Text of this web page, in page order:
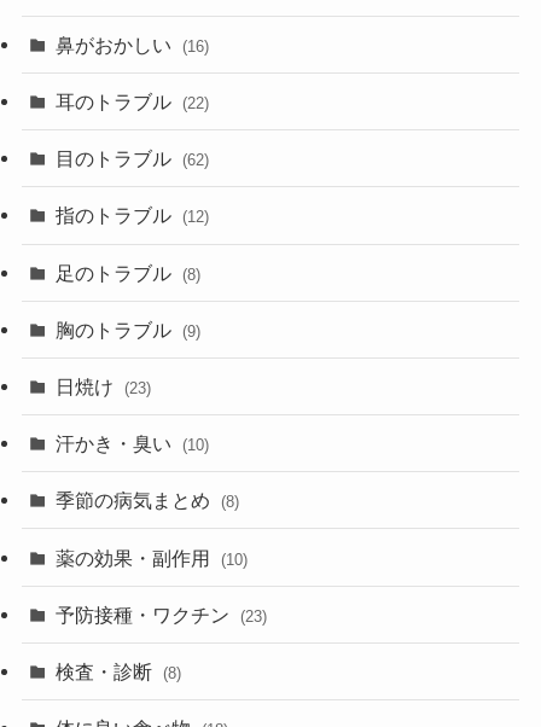
鼻がおかしい (16)
耳のトラブル (22)
目のトラブル (62)
指のトラブル (12)
足のトラブル (8)
胸のトラブル (9)
日焼け (23)
汗かき・臭い (10)
季節の病気まとめ (8)
薬の効果・副作用 (10)
予防接種・ワクチン (23)
検査・診断 (8)